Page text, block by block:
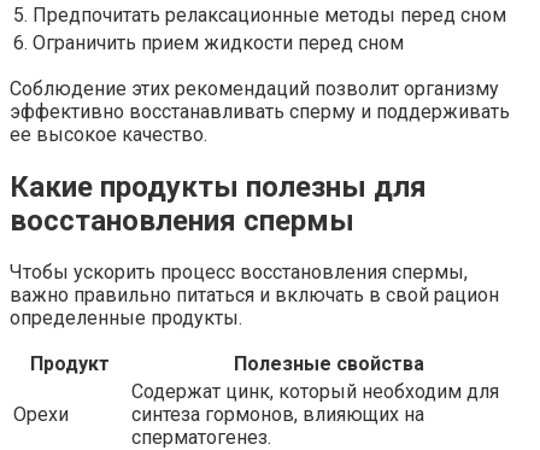
5. Предпочитать релаксационные методы перед сном
6. Ограничить прием жидкости перед сном
Соблюдение этих рекомендаций позволит организму
эффективно восстанавливать сперму и поддерживать
ее высокое качество.
Какие продукты полезны для
восстановления спермы
Чтобы ускорить процесс восстановления спермы,
важно правильно питаться и включать в свой рацион
определенные продукты.
Продукт
Полезные свойства
Орехи
Содержат цинк, который необходим для
синтеза гормонов, влияющих на
сперматогенез.